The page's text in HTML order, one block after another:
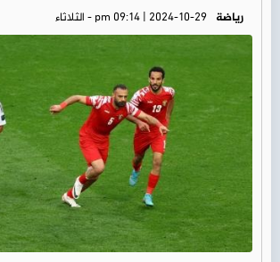
رياضة pm 09:14 | 2024-10-29 - الثلاثاء